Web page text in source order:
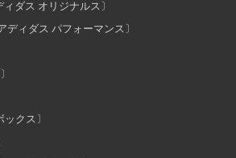
ダス オリジナルス〕
ディダス パフォーマンス〕
クス〕